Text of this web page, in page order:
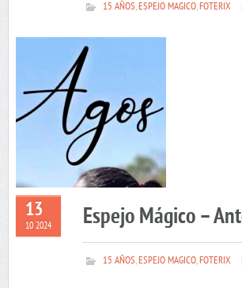
15 AÑOS,ESPEJO MAGICO,FOTERIX
13
10 2024 Espejo Mágico –
15 AÑOS,ESPEJO MAGICO,FOTERIX